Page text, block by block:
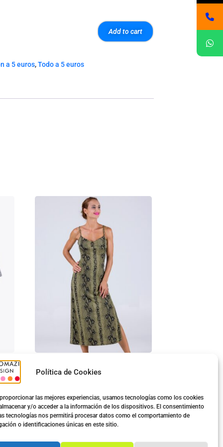
Política de Cookies
las mejores experiencias, usamos tecnologías como los cookies
y/o acceder a la información de los dispositivos. El consentimiento
tecnologías nos permitirá procesar datos como el comportamiento de
o identificaciones únicas en este sitio.
Add to cart
a 5 euros,Todo a 5 euros
Copa
Ver opciones